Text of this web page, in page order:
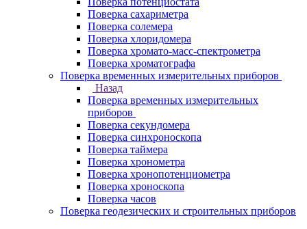
Поверка сахариметра
Поверка солемера
Поверка хлоридомера
Поверка хромато-масс-спектрометра
Поверка хроматографа
Поверка временных измерительных приборов
Назад
Поверка временных измерительных
приборов
Поверка секундомера
Поверка синхроноскопа
Поверка таймера
Поверка хронометра
Поверка хронопотенциометра
Поверка хроноскопа
Поверка часов
Поверка геодезических и строительных приборов